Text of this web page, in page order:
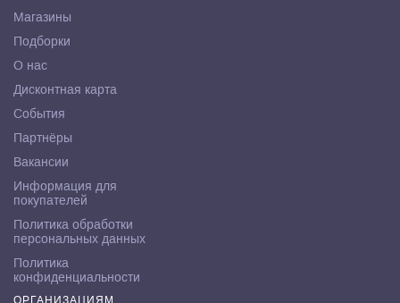
Магазины
Подборки
О нас
Дисконтная карта
События
Партнёры
Вакансии
Информация для
покупателей
Политика обработки
персональных данных
Политика
конфиденциальности
ОРГАНИЗАЦИЯМ